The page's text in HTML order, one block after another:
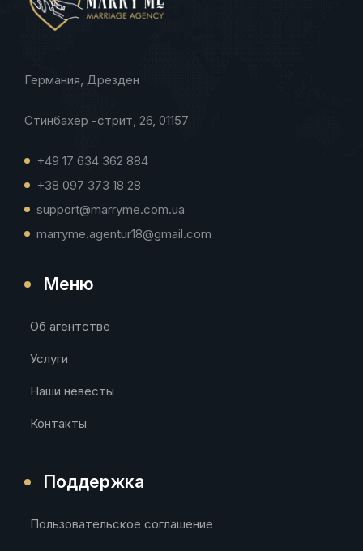
Германия, Дрезден
Стинбахер -стрит, 26, 01157
+49 17 634 362 884
+38 097 373 18 28
support@marryme.com.ua
marryme.agentur18@gmail.com
Меню
Об агентстве
Услуги
Наши невесты
Контакты
Поддержка
Пользовательское соглашение